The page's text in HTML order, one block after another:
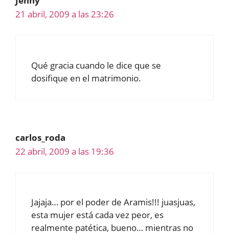
21 abril, 2009 a las 23:26
Qué gracia cuando le dice que se
dosifique en el matrimonio.
carlos_roda
22 abril, 2009 a las 19:36
Jajaja… por el poder de Aramis!!! juasjuas,
esta mujer está cada vez peor, es
realmente patética, bueno… mientras no